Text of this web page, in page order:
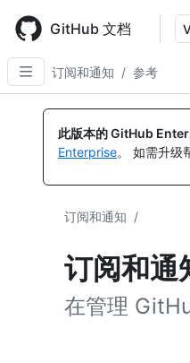
main
content
GitHub 文档
订阅和通知 / 参考
此版本的 GitHub
Enterprise。 如需升级
订阅和通知 /
订阅和通
在管理